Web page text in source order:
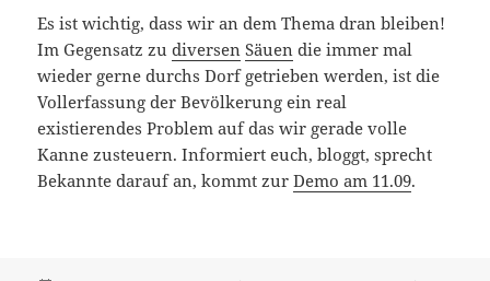
Es ist wichtig, dass wir an dem Thema dran bleiben!
Im Gegensatz zudiversen Säuen die immer mal
wieder gerne durchs Dorf getrieben werden, ist die
Vollerfassung der Bevölkerung ein real
existierendes Problem auf das wir gerade volle
Kanne zusteuern. Informiert euch, bloggt, sprecht
Bekannte darauf an, kommt zurDemo am 11.09.